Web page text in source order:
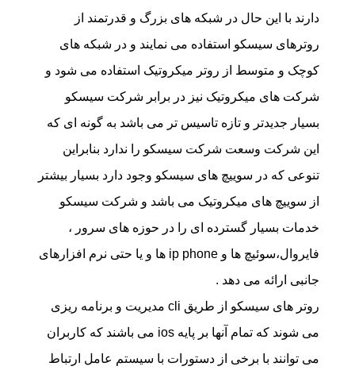
دارند با این حال در شبکه های بزرگ و قدرتمند از
روترهای سیسکو استفاده می نمایند و در شبکه های
کوچک و متوسط از روتر میکروتیک استفاده می شود و
شرکت های میکروتیک نیز در برابر شرکت سیسکو
بسیار جدیدتر و تازه تاسیس تر می باشد به گونه ای که
این شرکت وسعت شرکت سیسکو را ندارد بنابراین
تنوعی که در سوییچ های سیسکو وجود دارد بسیار بیشتر
از سوییچ های میکروتیک می باشد و شرکت سیسکو
خدمات بسیار گسترده ای را در حوزه های سرور ،
فایروال،سوئیچ ها و ip phone ها و یا حتی نرم افزارهای
جانبی ارائه می دهد .
روتر های سیسکو از طریق cli مدیریت و برنامه ریزی
می شوند که تمام آنها بر پایه ios می باشند که کاربران
می توانند با برخی از دستورات با سیستم عامل ارتباط